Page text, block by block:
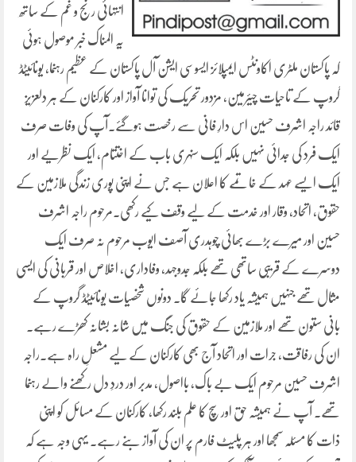
انتہائی رنج و غم کے ساتھ
یہ المناک خبر موصول ہوئی
کہ پاکستان ملٹری اکاونٹس ایمپلائز ایسوسی ایشن آل پاکستان کے عظیم رہنما، یونائیٹڈ
گروپ کے تاحیات چیئرمین، مزدور تحریک کی توانا آواز اور کارکنان کے ہر دلعزیز
قائد راجہ اشرف حسین اس دارِ فانی سے رخصت ہوگئے۔آپ کی وفات صرف
ایک فرد کی جدائی نہیں بلکہ ایک سنہری باب کے اختتام، ایک نظریے اور
ایک ایسے عہد کے خاتمے کا اعلان ہے جس نے اپنی پوری زندگی ملازمین کے
حقوق، اتحاد، وقار اور خدمت کے لیے وقف کیے رکھی۔مرحوم راجہ اشرف
حسین اور میرے بڑے بھائی چوہدری آصف ایوب مرحوم نہ صرف ایک
دوسرے کے قریبی ساتھی تھے بلکہ جدوجہد، وفاداری، اخلاص اور قربانی کی ایسی
مثال تھے جنہیں ہمیشہ یاد رکھا جائے گا۔ دونوں شخصیات یونائیٹڈ گروپ کے
بانی ستون تھے اور ملازمین کے حقوق کی جنگ میں شانہ بشانہ کھڑے رہے۔
ان کی رفاقت، جرات اور اتحاد آج بھی کارکنان کے لیے مشعلِ راہ ہے۔راجہ
اشرف حسین مرحوم ایک بے باک، بااصول، مدبر اور دردِ دل رکھنے والے رہنما
تھے۔ آپ نے ہمیشہ حق اور سچ کا علم بلند رکھا، کارکنان کے مسائل کو اپنی
ذات کا مسئلہ سمجھا اور ہر پلیٹ فارم پر ان کی آواز بنے رہے۔ یہی وجہ ہے کہ